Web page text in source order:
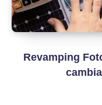
Revamping